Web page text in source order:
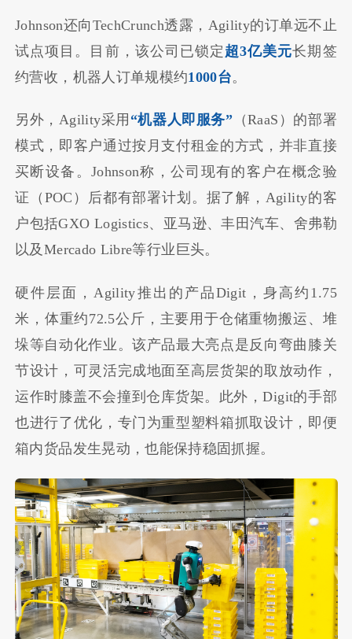
Johnson还向TechCrunch透露，Agility的订单远不止
试点项目。目前，该公司已锁定 超3亿美元长期签
约营收，机器人订单规模约1000台。
另外，Agility采用 “机器人即服务” （RaaS）的部署
模式，即客户通过按月支付租金的方式，并非直接
买断设备。Johnson称，公司现有的客户在概念验
证（POC）后都有部署计划。据了解，Agility的客
户包括GXO Logistics、亚马逊、丰田汽车、舍弗勒
以及Mercado Libre等行业巨头。
硬件层面，Agility推出的产品Digit，身高约1.75
米，体重约72.5公斤，主要用于仓储重物搬运、堆
垛等自动化作业。该产品最大亮点是反向弯曲膝关
节设计，可灵活完成地面至高层货架的取放动作，
运作时膝盖不会撞到仓库货架。此外，Digit的手部
也进行了优化，专门为重型塑料箱抓取设计，即便
箱内货品发生晃动，也能保持稳固抓握。